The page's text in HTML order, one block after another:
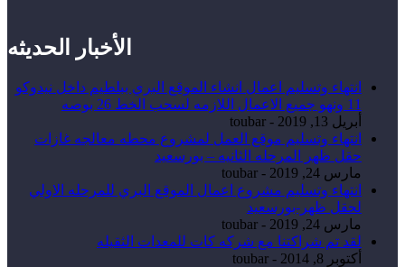
الأخبار الحديثه
انتهاء وتسليم اعمال انشاء الموقع البري ببلطيم داخل نيدوكو
11 ونهو جميع الاعمال اللازمه لسحب الخط 26 بوصه
أبريل 13, 2019
-
toubar
انتهاء وتسليم موقع العمل لمشروع محطه معالجه غازات
حقل ظهر المرحله الثانيه – بورسعيد
مارس 24, 2019
-
toubar
انتهاء وتسليم مشروع اعمال الموقع البري للمرحله الاولي
لحقل ظهر-بورسعيد
مارس 24, 2019
-
toubar
لقد تم شراكتنا مع شركه كات للمعدات الثقيله
أكتوبر 8, 2014
-
toubar